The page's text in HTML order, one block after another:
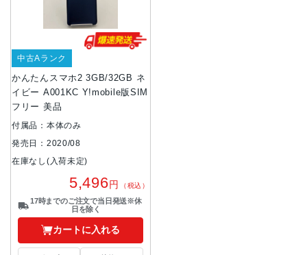
かんたんスマホ2 3GB/32GB ネ
イビー A001KC Y!mobile版SIM
フリー 美品
中古Aランク
付属品：本体のみ
発売日：2020/08
在庫なし(入荷未定)
5,496円 （税込）
17時までのご注文で当日発送※休
日を除く
カートに入れる